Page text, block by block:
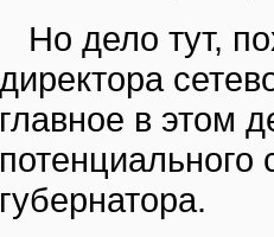
Но дело тут,
директора
главное в этом
потенциального
губернатора.